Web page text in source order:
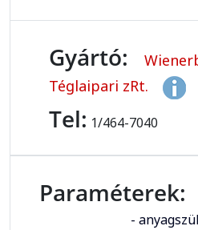
Gyártó:
Téglaipari zRt.
Tel: 1/464-7040
Paraméterek:
-